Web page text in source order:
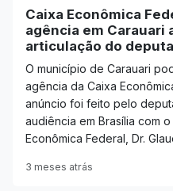
Caixa Econômica
agência em Carauari
articulação do
O município de Carauari
agência da Caixa
anúncio foi feito pelo
audiência em Brasília com
Econômica Federal, Dr.
3 meses atrás